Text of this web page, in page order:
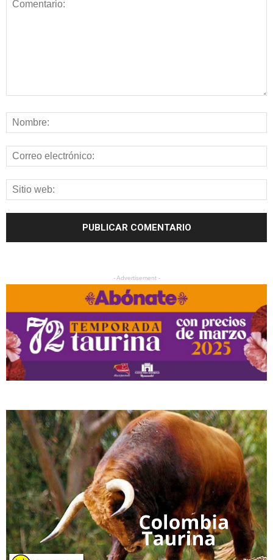
- Advertisement -